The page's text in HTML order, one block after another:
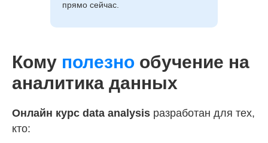
прямо сейчас.
Кому полезно обучение на
аналитика данных
Онлайн курс data analysis разработан для тех,
кто: